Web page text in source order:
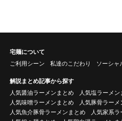
宅麺について
ご利用シーン
私達のこだわり ソーシャ
解説まとめ記事から探す
人気醤油ラーメンまとめ
人気塩ラーメン
人気味噌ラーメンまとめ
人気豚骨ラーメ
人気魚介豚骨ラーメンまとめ
人気家系ラ